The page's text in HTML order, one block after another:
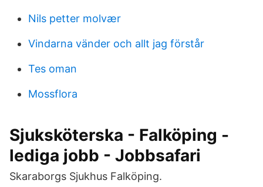
Nils petter molvær
Vindarna vänder och allt jag förstår
Tes oman
Mossflora
Sjuksköterska - Falköping -
lediga jobb - Jobbsafari
Skaraborgs Sjukhus Falköping.